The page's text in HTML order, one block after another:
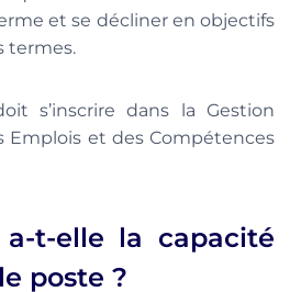
et se décliner en objectifs
termes.
s’inscrire dans la Gestion
Emplois et des Compétences
a-t-elle la capacité
poste ?